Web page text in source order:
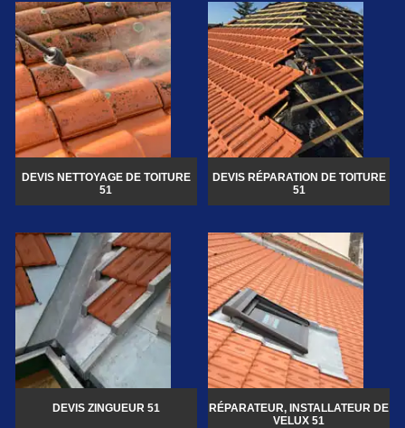
DEVIS NETTOYAGE DE TOITURE
51
DEVIS RÉPARATION DE TOITURE
51
DEVIS ZINGUEUR 51
RÉPARATEUR, INSTALLATEUR DE
VELUX 51